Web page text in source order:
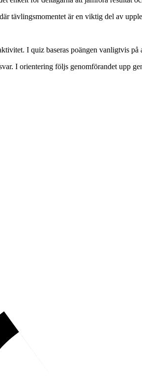
tävlingsmomentet är en viktig del av
I quiz baseras poängen vanligtvis
I orientering följs genomförandet upp